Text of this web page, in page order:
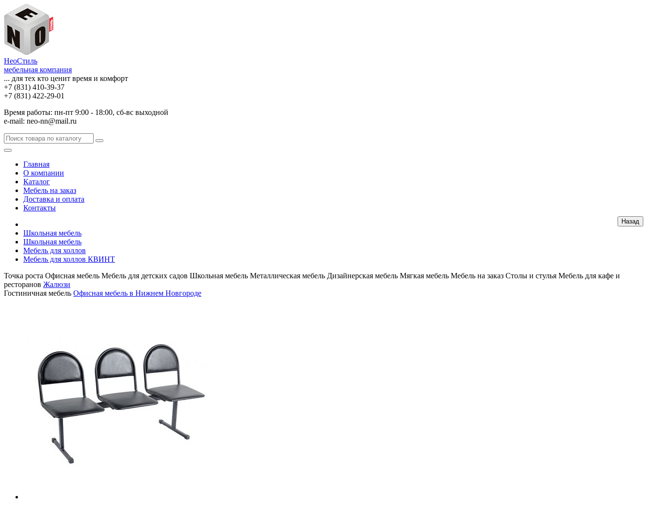
НеоСтиль
мебельная компания
... для тех кто ценит время и комфорт
+7 (831) 410-39-37
+7 (831) 422-29-01
Время работы: пн-пт 9:00 - 18:00, сб-вс выходной
e-mail: neo-nn@mail.ru
Главная
О компании
Каталог
Мебель на заказ
Доставка и оплата
Контакты
Школьная мебель
Школьная мебель
Мебель для холлов
Мебель для холлов КВИНТ
Точка роста Офисная мебель Мебель для детских садов Школьная мебель Металлическая мебель Дизайнерская мебель Мягкая мебель Мебель на заказ Столы и стулья Мебель для кафе и
ресторанов Жалюзи
Гостиничная мебель Офисная мебель в Нижнем Новгороде